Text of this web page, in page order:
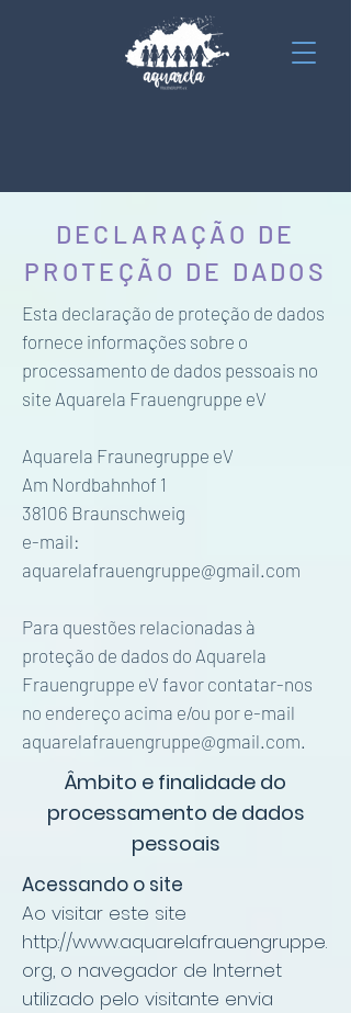
DECLARAÇÃO DE
PROTEÇÃO DE DADOS
Esta declaração de proteção de dados
fornece informações sobre o
processamento de dados pessoais no
site Aquarela Frauengruppe eV
Aquarela Fraunegruppe eV
Am Nordbahnhof 1
38106 Braunschweig
e-mail:
aquarelafrauengruppe@gmail.com
Para questões relacionadas à
proteção de dados do Aquarela
Frauengruppe eV favor contatar-nos
no endereço acima e/ou por e-mail
aquarelafrauengruppe@gmail.com.
Âmbito e finalidade do
processamento de dados
pessoais
Acessando o site
Ao visitar este site
http://www.aquarelafrauengruppe.
org, o navegador de Internet
utilizado pelo visitante envia